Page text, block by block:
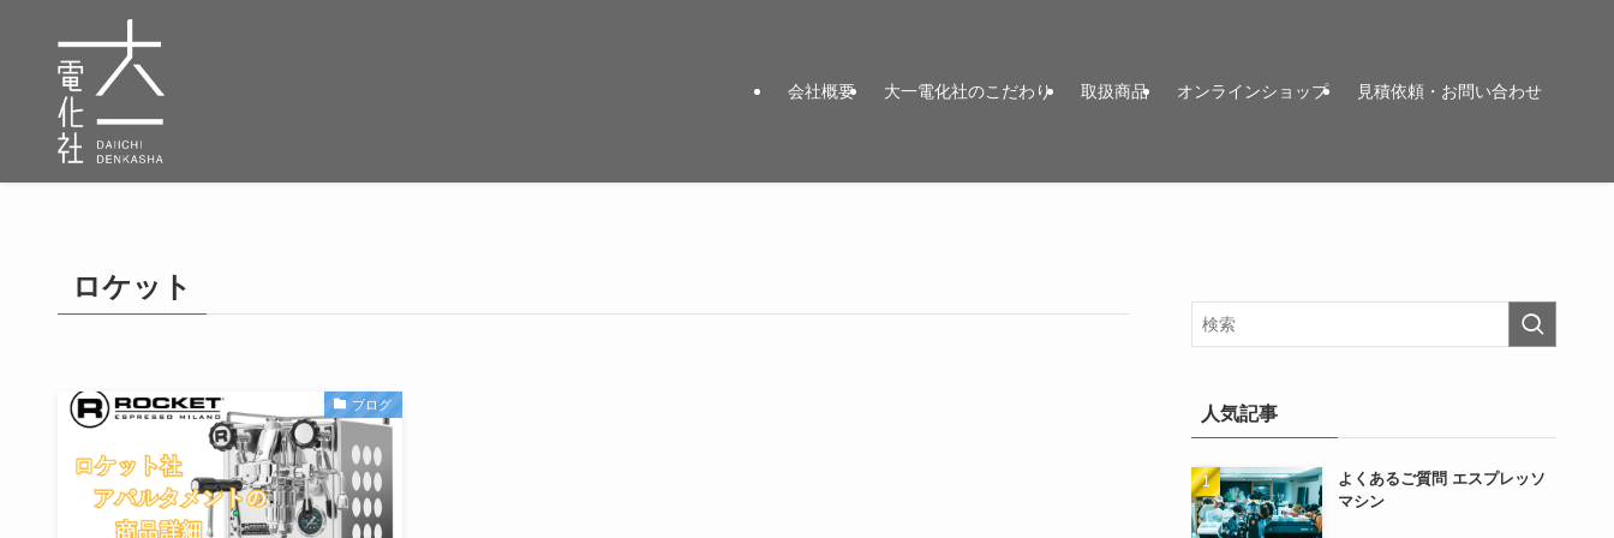
会社概要 大一電化社のこだわり 取扱商品 オンラインショップ 見積依頼・お問い合わせ
ロケット
ブログ 人気記事
よくあるご質問 エスプレッソ
マシン